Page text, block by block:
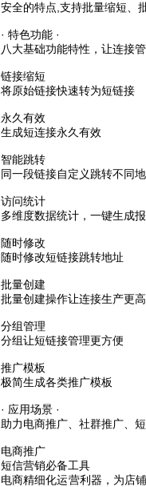
安全的特点,支持批量缩短、
· 特色功能 ·
八大基础功能特性，让连接
链接缩短
将原始链接快速转为短链接
永久有效
生成短连接永久有效
智能跳转
同一段链接自定义跳转不同
访问统计
多维度数据统计，一键生成
随时修改
随时修改短链接跳转地址
批量创建
批量创建操作让连接生产更
分组管理
分组让短链接管理更方便
推广模板
极简生成各类推广模板
· 应用场景 ·
助力电商推广、社群推广、
电商推广
短信营销必备工具
电商精细化运营利器，为店